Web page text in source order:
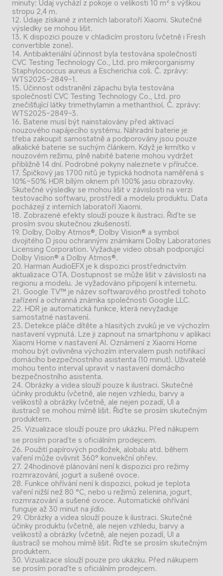
minuty: Údaj vychází z pokoje o velikosti 10 m² s výškou
stropu 2,4 m.
12. Údaje získané z interních laboratoří Xiaomi. Skutečné
výsledky se mohou lišit.
13. K dispozici pouze v chladicím prostoru (včetně i Fresh
convertible zone).
14. Antibakteriální účinnost byla testována společností
CVC Testing Technology Co., Ltd. pro mikroorganismy
Staphylococcus aureus a Escherichia coli. Č. zprávy:
WTS2025-2849-1.
15. Účinnost odstranění zápachu byla testována
společností CVC Testing Technology Co., Ltd. pro
znečišťující látky trimethylamin a methanthiol. Č. zprávy:
WTS2025-2849-3.
16. Baterie musí být nainstalovány před aktivací
nouzového napájecího systému. Náhradní baterie je
třeba zakoupit samostatně a podporovány jsou pouze
alkalické baterie se suchým článkem. Když je krmítko v
nouzovém režimu, plně nabité baterie mohou vydržet
přibližně 14 dní. Podrobné pokyny naleznete v příručce.
17. Špičkový jas 1700 nitů je typická hodnota naměřená s
10%–50% HDR bílým oknem při 100% jasu obrazovky.
Skutečné výsledky se mohou lišit v závislosti na verzi
testovacího softwaru, prostředí a modelu produktu. Data
pocházejí z interních laboratoří Xiaomi.
18. Zobrazené efekty slouží pouze k ilustraci. Řiďte se
prosím svou skutečnou zkušeností.
19. Dolby, Dolby Atmos®, Dolby Vision® a symbol
dvojitého D jsou ochrannými známkami Dolby Laboratories
Licensing Corporation. Vyžaduje video obsah podporující
Dolby Vision® a Dolby Atmos®.
20. Harman AudioEFX je k dispozici prostřednictvím
aktualizace OTA. Dostupnost se může lišit v závislosti na
regionu a modelu. Je vyžadováno připojení k internetu.
21. Google TV™ je název softwarového prostředí tohoto
zařízení a ochranná známka společnosti Google LLC.
22. HDR je automatická funkce, která nevyžaduje
samostatné nastavení.
23. Detekce pláče dítěte a hlasitých zvuků je ve výchozím
nastavení vypnutá. Lze ji zapnout na smartphonu v aplikaci
Xiaomi Home v nastavení AI. Oznámení z Xiaomi Home
mohou být ovlivněna výchozím intervalem push notifikací
domácího bezpečnostního asistenta (10 minut). Uživatelé
mohou tento interval upravit v nastavení domácího
bezpečnostního asistenta.
24. Obrázky a videa slouží pouze k ilustraci. Skutečné
účinky produktu (včetně, ale nejen vzhledu, barvy a
velikosti) a obrázky (včetně, ale nejen pozadí, UI a
ilustrací) se mohou mírně lišit. Řiďte se prosím skutečným
produktem.
25. Vizualizace slouží pouze pro ukázku. Před nákupem
se prosím poraďte s oficiálním prodejcem.
26. Použití papírových podložek, alobalu atd. během
vaření může ovlivnit 360° konvekční ohřev.
27. 24hodinové plánování není k dispozici pro režimy
rozmrazování, jogurt a sušené ovoce.
28. Funkce ohřívání není k dispozici, pokud je teplota
vaření nižší než 80 °C, nebo u režimů zelenina, jogurt,
rozmrazování a sušené ovoce. Automatické ohřívání
funguje až 30 minut na jídlo.
29. Obrázky a videa slouží pouze k ilustraci. Skutečné
účinky produktu (včetně, ale nejen vzhledu, barvy a
velikosti) a obrázky (včetně, ale nejen pozadí, UI a
ilustrací) se mohou mírně lišit. Řiďte se prosím skutečným
produktem.
30. Vizualizace slouží pouze pro ukázku. Před nákupem
se prosím poraďte s oficiálním prodejcem.